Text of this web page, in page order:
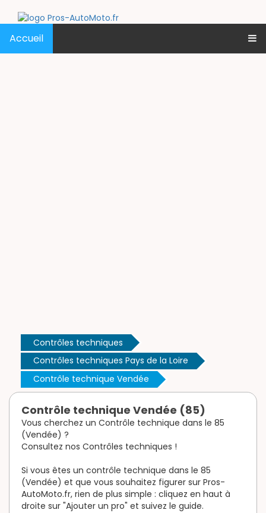
Accueil
Contrôles techniques
Contrôles techniques Pays de la Loire
Contrôle technique Vendée
Contrôle technique Vendée (85)
Vous cherchez un Contrôle technique dans le 85
(Vendée) ?
Consultez nos Contrôles techniques !
Si vous êtes un contrôle technique dans le 85
(Vendée) et que vous souhaitez figurer sur Pros-
AutoMoto.fr, rien de plus simple : cliquez en haut à
droite sur "Ajouter un pro" et suivez le guide.